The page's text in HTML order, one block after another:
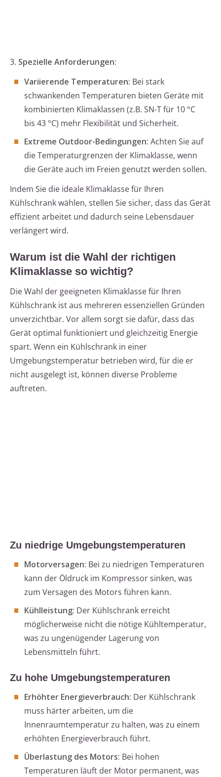
3. Spezielle Anforderungen:
Variierende Temperaturen: Bei stark
schwankenden Temperaturen bieten Geräte mit
kombinierten Klimaklassen (z.B. SN-T für 10 °C
bis 43 °C) mehr Flexibilität und Sicherheit.
Extreme Outdoor-Bedingungen: Achten Sie auf
die Temperaturgrenzen der Klimaklasse, wenn
die Geräte auch im Freien genutzt werden sollen.
Indem Sie die ideale Klimaklasse für Ihren
Kühlschrank wählen, stellen Sie sicher, dass das Gerät
effizient arbeitet und dadurch seine Lebensdauer
verlängert wird.
Warum ist die Wahl der richtigen
Klimaklasse so wichtig?
Die Wahl der geeigneten Klimaklasse für Ihren
Kühlschrank ist aus mehreren essenziellen Gründen
unverzichtbar. Vor allem sorgt sie dafür, dass das
Gerät optimal funktioniert und gleichzeitig Energie
spart. Wenn ein Kühlschrank in einer
Umgebungstemperatur betrieben wird, für die er
nicht ausgelegt ist, können diverse Probleme
auftreten.
Zu niedrige Umgebungstemperaturen
Motorversagen: Bei zu niedrigen Temperaturen
kann der Öldruck im Kompressor sinken, was
zum Versagen des Motors führen kann.
Kühlleistung: Der Kühlschrank erreicht
möglicherweise nicht die nötige Kühltemperatur,
was zu ungenügender Lagerung von
Lebensmitteln führt.
Zu hohe Umgebungstemperaturen
Erhöhter Energieverbrauch: Der Kühlschrank
muss härter arbeiten, um die
Innenraumtemperatur zu halten, was zu einem
erhöhten Energieverbrauch führt.
Überlastung des Motors: Bei hohen
Temperaturen läuft der Motor permanent, was